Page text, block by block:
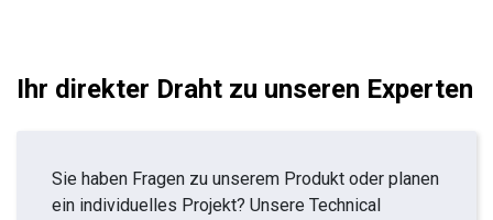
Ihr direkter Draht zu unseren Experten
Sie haben Fragen zu unserem Produkt oder planen
ein individuelles Projekt? Unsere Technical